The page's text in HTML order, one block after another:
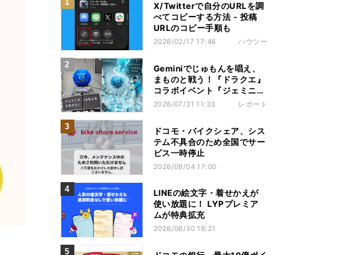
X/Twitterで自分のURLを調
べてコピーする方法 - 投稿
URLのコピー手順も
2026/02/17 17:46 ハウツー
Geminiでじゅもんを唱え、
まものと戦う！『ドラクエ』
コラボイベント『ジェミニク
エスト』を体験してきた
2026/07/31 11:33 レポート
ドコモ・バイクシェア、シス
テム不具合のため全国でサー
ビス一時停止
2026/08/04 17:00
LINEの絵文字・着せかえが
使い放題に！ LYPプレミア
ムが特典拡充
2026/06/30 16:21